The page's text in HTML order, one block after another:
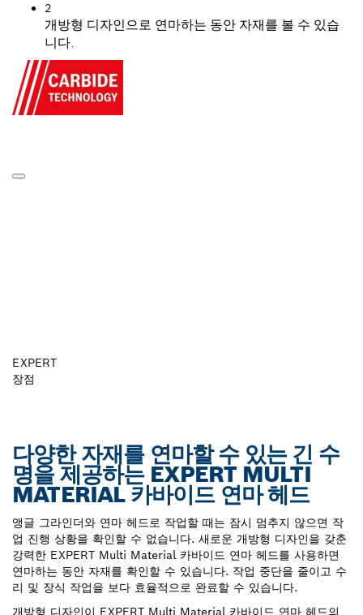
2
개방형 디자인으로 연마하는 동안 자재를 볼 수 있습
니다.
EXPERT
장점
다양한 자재를 연마할 수 있는 긴 수
명을 제공하는 EXPERT MULTI
MATERIAL 카바이드 연마 헤드
앵글 그라인더와 연마 헤드로 작업할 때는 잠시 멈추지 않으면 작
업 진행 상황을 확인할 수 없습니다. 새로운 개방형 디자인을 갖춘
강력한 EXPERT Multi Material 카바이드 연마 헤드를 사용하면
연마하는 동안 자재를 확인할 수 있습니다. 작업 중단을 줄이고 수
리 및 장식 작업을 보다 효율적으로 완료할 수 있습니다.
개방형 디자인이 EXPERT Multi Material 카바이드 연마 헤드의